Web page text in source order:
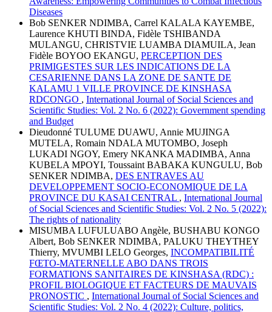
Diseases
Bob SENKER NDIMBA, Carrel KALALA KAYEMBE,
Laurence KHUTI BINDA, Fidèle TSHIBANDA
MULANGU, CHRISTVIE LUAMBA DIAMUILA, Jean
Fidèle BOYOO EKANGU, PERCEPTION DES
PRIMIGESTES SUR LES INDICATIONS DE LA
CESARIENNE DANS LA ZONE DE SANTE DE
KALAMU 1 VILLE PROVINCE DE KINSHASA
RDCONGO , International Journal of Social Sciences and
Scientific Studies: Vol. 2 No. 6 (2022): Government spending
and Budget
Dieudonné TULUME DUAWU, Annie MUJINGA
MUTELA, Romain NDALA MUTOMBO, Joseph
LUKADI NGOY, Emery NKANKA MADIMBA, Anna
KUBELA MPOYI, Toussaint BABAKA KUNGULU, Bob
SENKER NDIMBA, DES ENTRAVES AU
DEVELOPPEMENT SOCIO-ECONOMIQUE DE LA
PROVINCE DU KASAI CENTRAL , International Journal
of Social Sciences and Scientific Studies: Vol. 2 No. 5 (2022):
The rights of nationality
MISUMBA LUFULUABO Angèle, BUSHABU KONGO
Albert, Bob SENKER NDIMBA, PALUKU THEYTHEY
Thierry, MVUMBI LELO Georges, INCOMPATIBILITÉ
FŒTO-MATERNELLE ABO DANS TROIS
FORMATIONS SANITAIRES DE KINSHASA (RDC) :
PROFIL BIOLOGIQUE ET FACTEURS DE MAUVAIS
PRONOSTIC , International Journal of Social Sciences and
Scientific Studies: Vol. 2 No. 4 (2022): Culture, politics,